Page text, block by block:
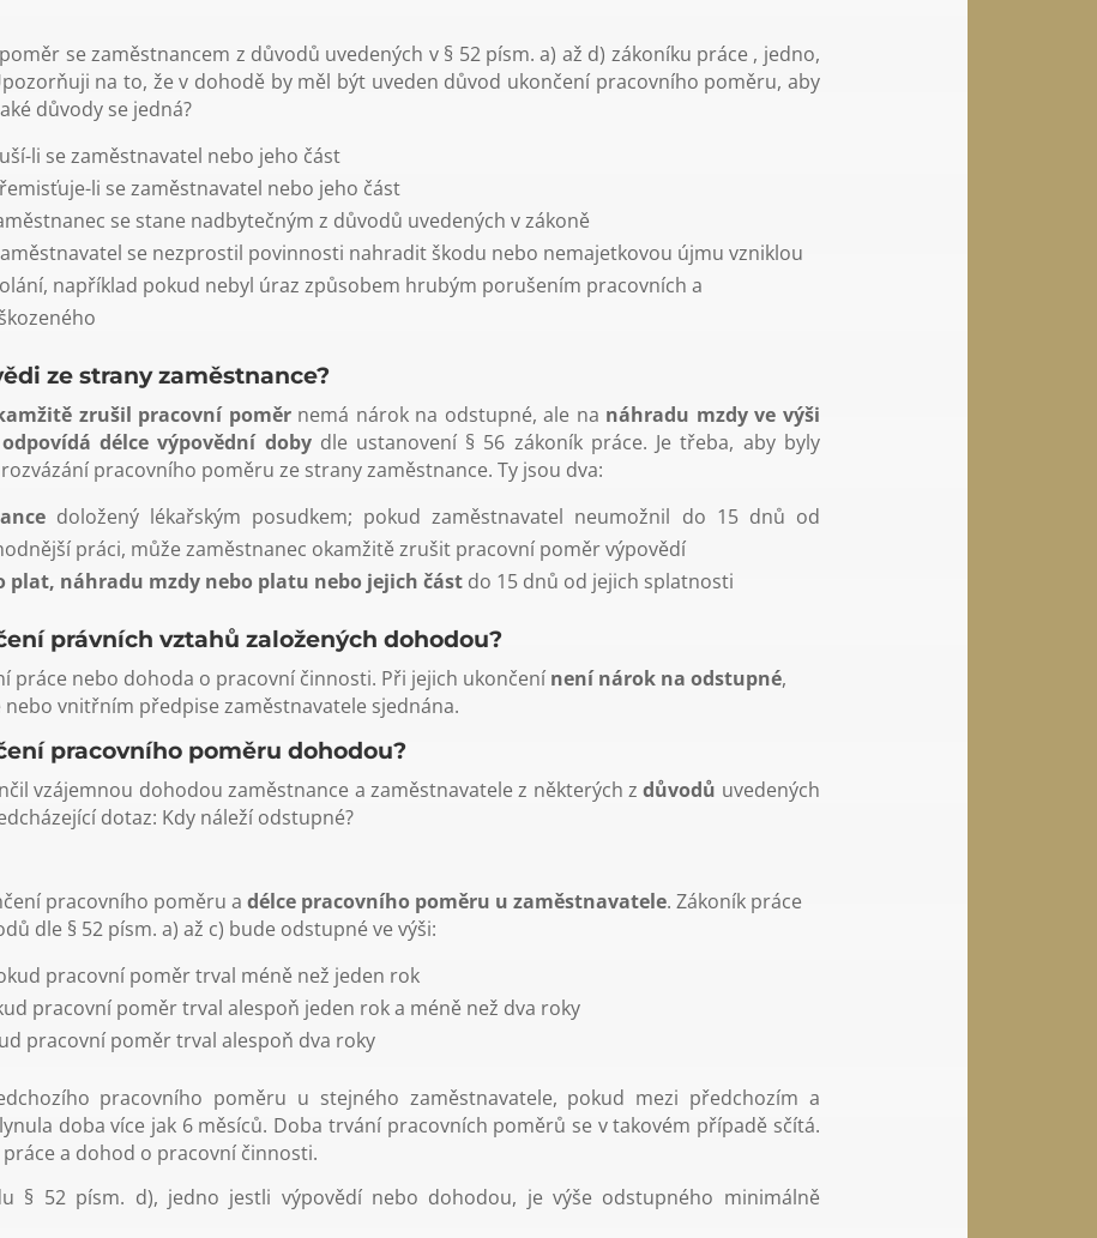
se zaměstnancem z důvodů uvedených v § 52 písm. a) až d) zákoníku práce , jedno,
na to, že v dohodě by měl být uveden důvod ukončení pracovního poměru, aby
důvody se jedná?
li se zaměstnavatel nebo jeho část
li se zaměstnavatel nebo jeho část
se stane nadbytečným z důvodů uvedených v zákoně
se nezprostil povinnosti nahradit škodu nebo nemajetkovou újmu vzniklou
například pokud nebyl úraz způsobem hrubým porušením pracovních a
ze strany zaměstnance?
zrušil pracovní poměrnemá nárok na odstupné, ale na náhradu mzdy ve výši
délce výpovědní doby dle ustanovení § 56 zákoník práce. Je třeba, aby byly
pracovního poměru ze strany zaměstnance. Ty jsou dva:
doložený lékařským posudkem; pokud zaměstnavatel neumožnil do 15 dnů od
práci, může zaměstnanec okamžitě zrušit pracovní poměr výpovědí
náhradu mzdy nebo platu nebo jejich částdo 15 dnů od jejich splatnosti
právních vztahů založených dohodou?
práce nebo dohoda o pracovní činnosti. Při jejich ukončení není nárok na odstupné,
vnitřním předpise zaměstnavatele sjednána.
pracovního poměru dohodou?
vzájemnou dohodou zaměstnance a zaměstnavatele z některých zdůvodů uvedených
dotaz: Kdy náleží odstupné?
pracovního poměru a délce pracovního poměru u zaměstnavatele. Zákoník práce
dle § 52 písm. a) až c) bude odstupné ve výši:
pracovní poměr trval méně než jeden rok
pracovní poměr trval alespoň jeden rok a méně než dva roky
pracovní poměr trval alespoň dva roky
pracovního poměru u stejného zaměstnavatele, pokud mezi předchozím a
doba více jak 6 měsíců. Doba trvání pracovních poměrů se v takovém případě sčítá.
a dohod o pracovní činnosti.
§ 52 písm. d), jedno jestli výpovědí nebo dohodou, je výše odstupného minimálně